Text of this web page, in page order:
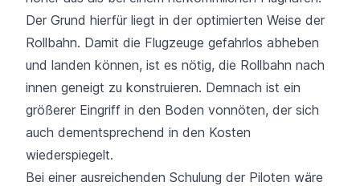
Der Grund hierfür liegt in der optimierten Weise der
Rollbahn. Damit die Flugzeuge gefahrlos abheben
und landen können, ist es nötig, die Rollbahn nach
innen geneigt zu konstruieren. Demnach ist ein
größerer Eingriff in den Boden vonnöten, der sich
auch dementsprechend in den Kosten
wiederspiegelt.
Bei einer ausreichenden Schulung der Piloten wäre